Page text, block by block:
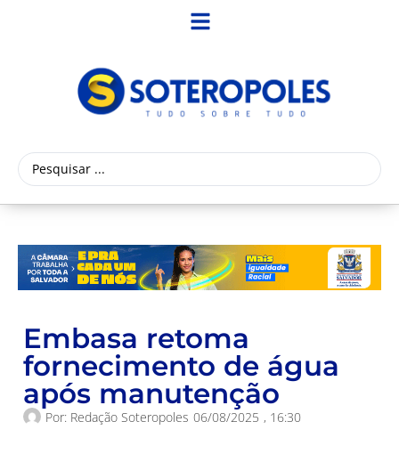
Embasa retoma
fornecimento de água
após manutenção
Por: Redação Soteropoles 06/08/2025 , 16:30